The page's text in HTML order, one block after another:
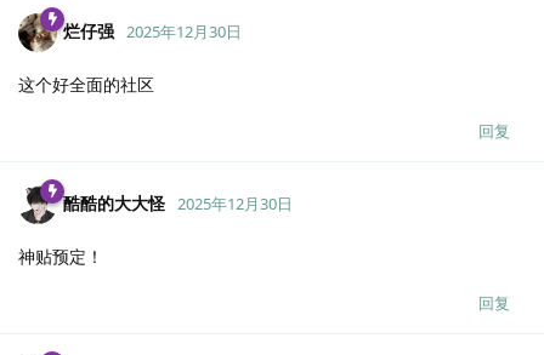
烂仔强 2025年12月30日
这个好全面的社区
回复
酷酷的大大怪 2025年12月30日
神贴预定！
回复